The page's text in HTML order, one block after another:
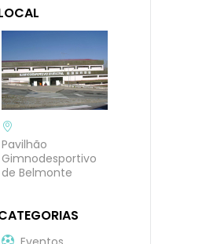
Pavilhão
Gimnodesportivo
de Belmonte